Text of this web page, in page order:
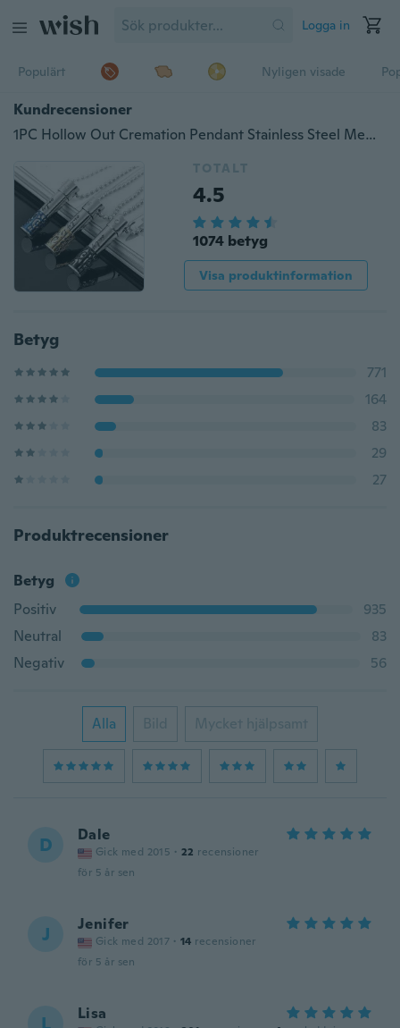
Logga in
Populärt Nyligen visade
Kundrecensioner
1PC Hollow Out Cremation Pendant Stainless Steel Memorial Necklace Urn
TOTALT
4.5
1074 betyg
Visa produktinformation
Betyg
771
164
83
29
27
Produktrecensioner
Betyg
Positiv
935
Neutral
83
Negativ
56
Alla Bild Mycket hjälpsamt
D Dale
Gick med 2015 · 22 recensioner
för 5 år sen
J Jenifer
Gick med 2017 · 14 recensioner
för 5 år sen
Lisa